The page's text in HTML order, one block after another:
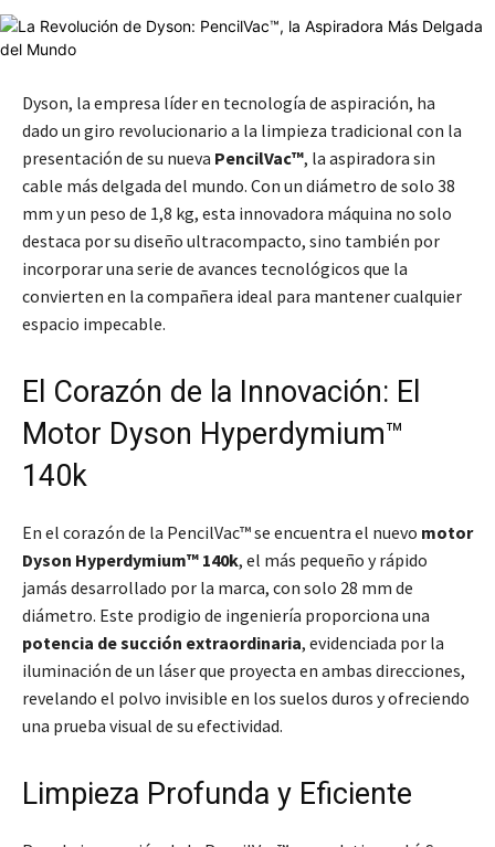
Dyson, la empresa líder en tecnología de aspiración, ha
dado un giro revolucionario a la limpieza tradicional con la
presentación de su nueva PencilVac™, la aspiradora sin
cable más delgada del mundo. Con un diámetro de solo 38
mm y un peso de 1,8 kg, esta innovadora máquina no solo
destaca por su diseño ultracompacto, sino también por
incorporar una serie de avances tecnológicos que la
convierten en la compañera ideal para mantener cualquier
espacio impecable.
El Corazón de la Innovación: El
Motor Dyson Hyperdymium™
140k
En el corazón de la PencilVac™ se encuentra el nuevo motor
Dyson Hyperdymium™ 140k, el más pequeño y rápido
jamás desarrollado por la marca, con solo 28 mm de
diámetro. Este prodigio de ingeniería proporciona una
potencia de succión extraordinaria, evidenciada por la
iluminación de un láser que proyecta en ambas direcciones,
revelando el polvo invisible en los suelos duros y ofreciendo
una prueba visual de su efectividad.
Limpieza Profunda y Eficiente